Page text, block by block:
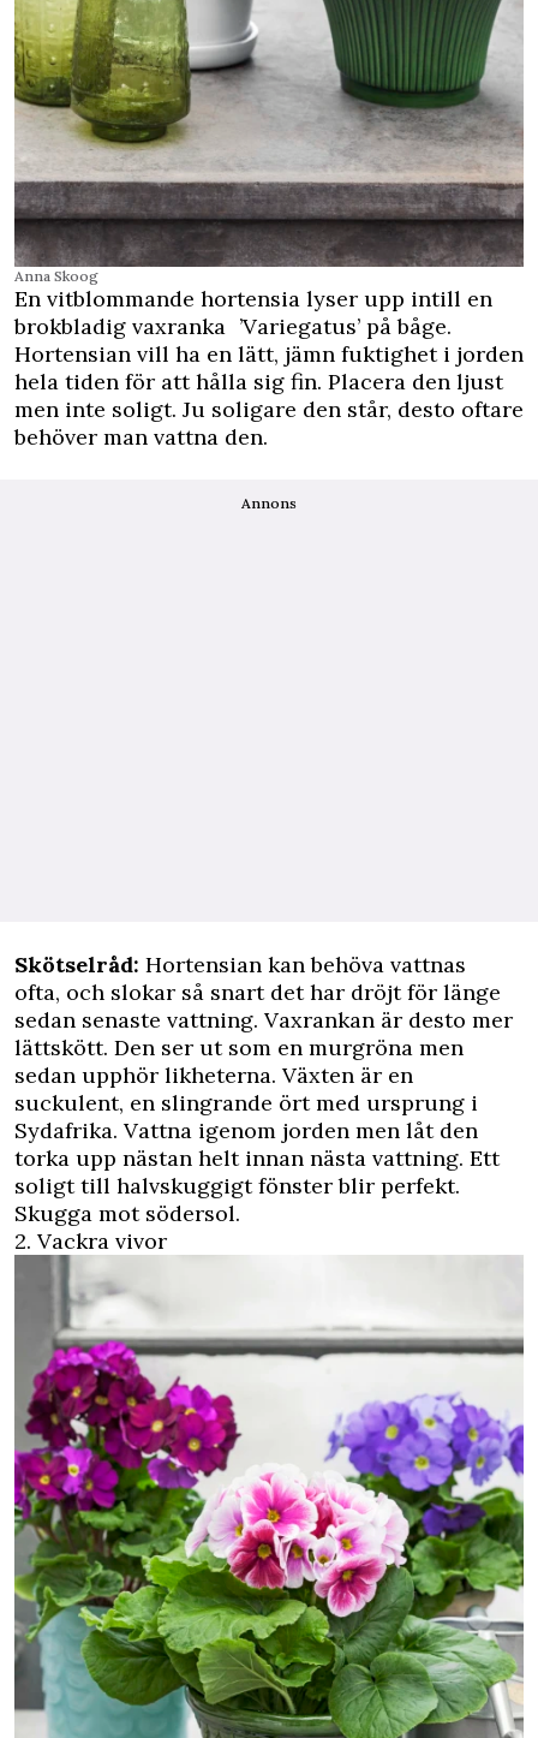
Anna Skoog
En vitblommande hortensia lyser upp intill en
brokbladig vaxranka ’Variegatus’ på båge.
Hortensian vill ha en lätt, jämn fuktighet i jorden
hela tiden för att hålla sig fin. Placera den ljust
men inte soligt. Ju soligare den står, desto oftare
behöver man vattna den.
Annons
Skötselråd: Hortensian kan behöva vattnas
ofta, och slokar så snart det har dröjt för länge
sedan senaste vattning. Vaxrankan är desto mer
lättskött. Den ser ut som en murgröna men
sedan upphör likheterna. Växten är en
suckulent, en slingrande ört med ursprung i
Sydafrika. Vattna igenom jorden men låt den
torka upp nästan helt innan nästa vattning. Ett
soligt till halvskuggigt fönster blir perfekt.
Skugga mot södersol.
2. Vackra vivor